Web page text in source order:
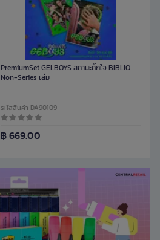
PremiumSet GELBOYS สถานะกั๊กใจ BIBLIO
Non-Series เล่ม
รหัสสินค้า DA90109
฿ 669.00